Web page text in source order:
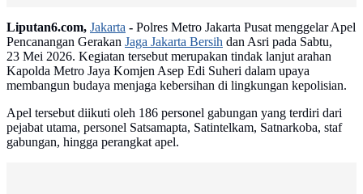
Liputan6.com, Jakarta - Polres Metro Jakarta Pusat menggelar Apel
Pencanangan Gerakan Jaga Jakarta Bersih dan Asri pada Sabtu,
23 Mei 2026. Kegiatan tersebut merupakan tindak lanjut arahan
Kapolda Metro Jaya Komjen Asep Edi Suheri dalam upaya
membangun budaya menjaga kebersihan di lingkungan kepolisian.
Apel tersebut diikuti oleh 186 personel gabungan yang terdiri dari
pejabat utama, personel Satsamapta, Satintelkam, Satnarkoba, staf
gabungan, hingga perangkat apel.